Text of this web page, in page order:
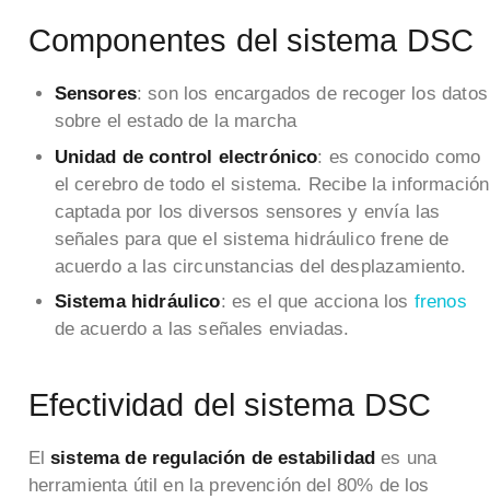
Componentes del sistema DSC
Sensores: son los encargados de recoger los datos
sobre el estado de la marcha
Unidad de control electrónico: es conocido como
el cerebro de todo el sistema. Recibe la información
captada por los diversos sensores y envía las
señales para que el sistema hidráulico frene de
acuerdo a las circunstancias del desplazamiento.
Sistema hidráulico: es el que acciona los frenos
de acuerdo a las señales enviadas.
Efectividad del sistema DSC
Elsistema de regulación de estabilidad es una
herramienta útil en la prevención del 80% de los